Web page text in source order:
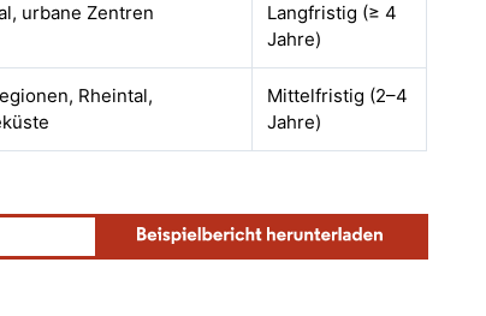
urbane Zentren
Langfristig (≥ 4
Jahre)
Rheintal,
Mittelfristig (2–4
Jahre)